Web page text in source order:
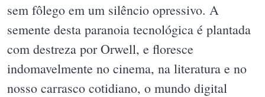
sem fôlego em um silêncio opressivo. A
semente desta paranoia tecnológica é plantada
com destreza por Orwell, e floresce
indomavelmente no cinema, na literatura e no
nosso carrasco cotidiano, o mundo digital